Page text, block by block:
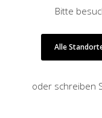
Bitte
Alle
oder schreiben